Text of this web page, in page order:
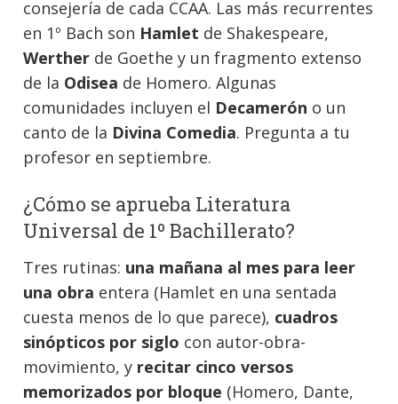
consejería de cada CCAA. Las más recurrentes
en 1º Bach son Hamlet de Shakespeare,
Werther de Goethe y un fragmento extenso
de la Odisea de Homero. Algunas
comunidades incluyen el Decamerón o un
canto de la Divina Comedia. Pregunta a tu
profesor en septiembre.
¿Cómo se aprueba Literatura
Universal de 1º Bachillerato?
Tres rutinas: una mañana al mes para leer
una obra entera (Hamlet en una sentada
cuesta menos de lo que parece), cuadros
sinópticos por siglo con autor-obra-
movimiento, y recitar cinco versos
memorizados por bloque (Homero, Dante,